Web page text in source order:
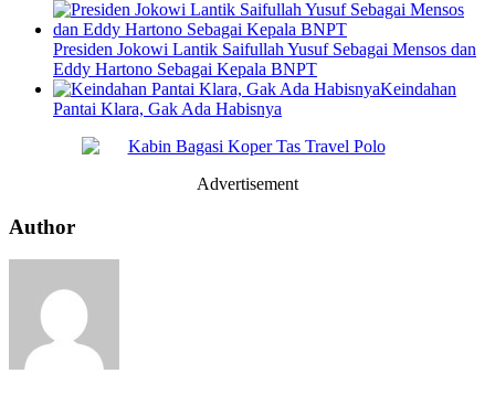
Presiden Jokowi Lantik Saifullah Yusuf Sebagai Mensos dan
Eddy Hartono Sebagai Kepala BNPT
Keindahan
Pantai Klara, Gak Ada Habisnya
Advertisement
Author